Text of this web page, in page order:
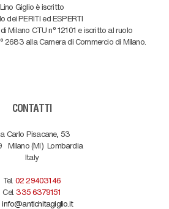
Lino Giglio è iscritto
dei PERITI ed ESPERTI
Milano CTU n° 12101 e iscritto al ruolo
2683 alla Camera di Commercio di Milano.
CONTATTI
Carlo Pisacane, 53
Milano (MI) Lombardia
Italy
Tel. 02 29403146
Cel. 335 6379151